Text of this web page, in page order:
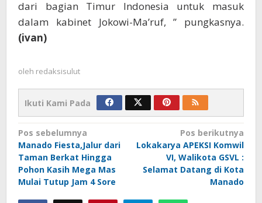
dari bagian Timur Indonesia untuk masuk
dalam kabinet Jokowi-Ma’ruf, ” pungkasnya.
(ivan)
oleh redaksisulut
Ikuti Kami Pada
Navigasi
pos
Pos sebelumnya
Manado Fiesta,Jalur dari
Taman Berkat Hingga
Pohon Kasih Mega Mas
Mulai Tutup Jam 4 Sore
Pos berikutnya
Lokakarya APEKSI Komwil
VI, Walikota GSVL :
Selamat Datang di Kota
Manado